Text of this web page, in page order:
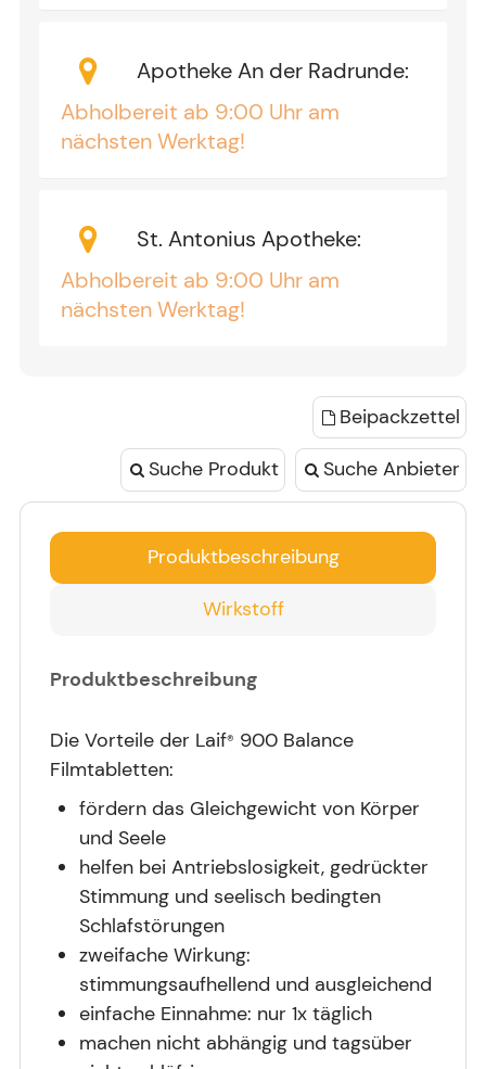
Apotheke An der Radrunde:
Abholbereit ab 9:00 Uhr am
nächsten Werktag!
St. Antonius Apotheke:
Abholbereit ab 9:00 Uhr am
nächsten Werktag!
Beipackzettel
Suche Produkt Suche Anbieter
Produktbeschreibung
Wirkstoff
Produktbeschreibung
Die Vorteile der Laif® 900 Balance
Filmtabletten:
fördern das Gleichgewicht von Körper
und Seele
helfen bei Antriebslosigkeit, gedrückter
Stimmung und seelisch bedingten
Schlafstörungen
zweifache Wirkung:
stimmungsaufhellend und ausgleichend
einfache Einnahme: nur 1x täglich
machen nicht abhängig und tagsüber